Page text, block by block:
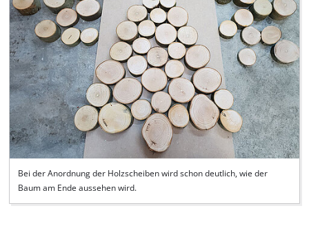
Bei der Anordnung der Holzscheiben wird schon deutlich, wie der
Baum am Ende aussehen wird.